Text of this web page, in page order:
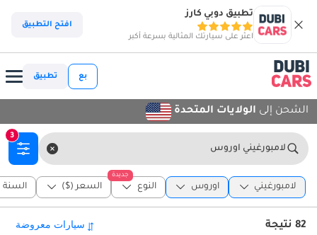
تطبيق دوبي كارز
اعثر على سيارتك المثالية بسرعة أكبر
افتح التطبيق
بع تطبيق
الشحن إلى الولايات المتحدة
لامبورغيني اوروس
3
لامبورغيني اوروس
جديدة
النوع السعر ($) السنة
82 نتيجة